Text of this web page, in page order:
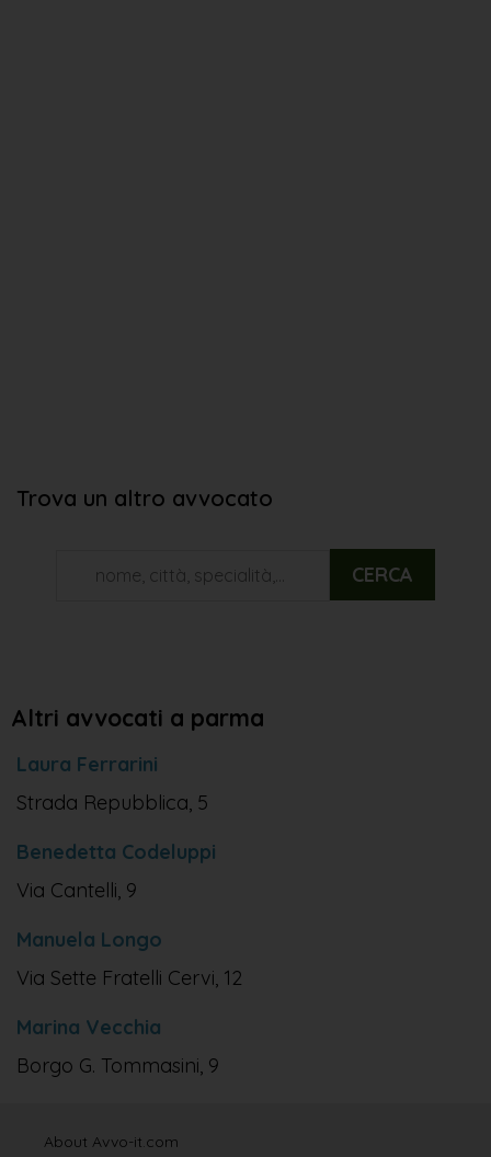
Trova un altro avvocato
CERCA
Altri avvocati a parma
Laura Ferrarini
Strada Repubblica, 5
Benedetta Codeluppi
Via Cantelli, 9
Manuela Longo
Via Sette Fratelli Cervi, 12
Marina Vecchia
Borgo G. Tommasini, 9
About Avvo-it.com